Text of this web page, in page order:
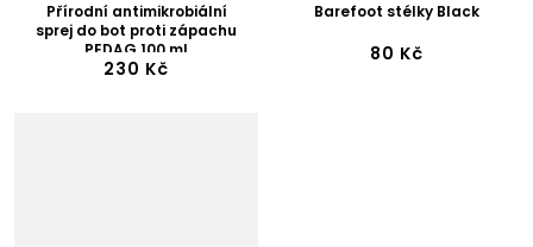
Přírodní antimikrobiální
sprej do bot proti zápachu
PEDAG 100 ml
230 Kč
Barefoot stélky Black
80 Kč